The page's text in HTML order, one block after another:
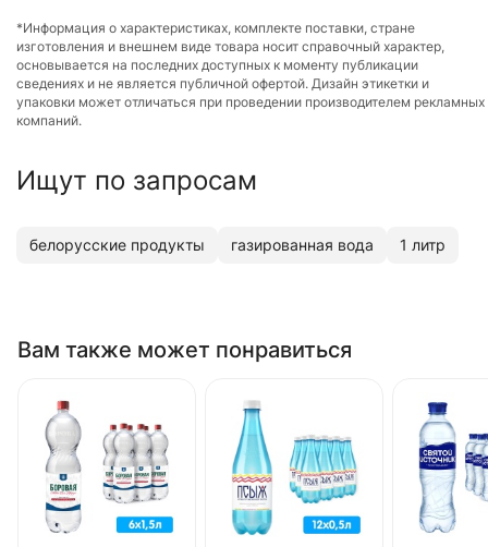
*Информация о характеристиках, комплекте поставки, стране
изготовления и внешнем виде товара носит справочный характер,
основывается на последних доступных к моменту публикации
сведениях и не является публичной офертой. Дизайн этикетки и
упаковки может отличаться при проведении производителем рекламных
компаний.
Ищут по запросам
белорусские продукты газированная вода 1 литр
Вам также может понравиться